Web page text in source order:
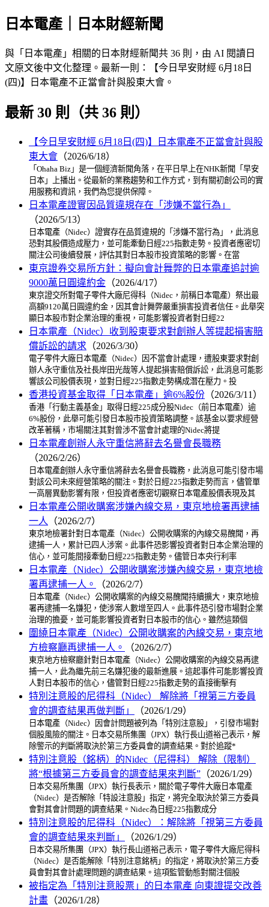
日本電產｜日本財經新聞
與「日本電產」相關的日本財經新聞共 36 則，由 AI 閱讀日
文原文後中文化整理。最新一則：【今日早安財經 6月18日
(四)】日本電產不正當會計與股東大會。
最新 30 則（共 36 則）
【今日早安財經 6月18日(四)】日本電產不正當會計與股
東大會 （2026/6/18）
「Ohaha Biz」是一個經濟新聞角落，在平日早上在NHK新聞「早安
日本」上播出。從最新的業務趨勢和工作方式，到有關初創公司的實
用服務和資訊，我們為您提供保障。
日本電產證實因品質違規存在「涉嫌不當行為」
（2026/5/13）
日本電產（Nidec）證實存在品質違規的「涉嫌不當行為」，此消息
恐對其股價造成壓力，並可能牽動日經225指數走勢。投資者應密切
關注公司後續發展，評估其對日本股市投資策略的影響。在當
東京證券交易所方針：擬向會計舞弊的日本電產追討逾
9000萬日圓違約金 （2026/4/17）
東京證交所對電子零件大廠尼得科（Nidec，前稱日本電產）祭出最
高額9120萬日圓違約金，因其會計舞弊嚴重損害投資者信任。此舉突
顯日本股市對企業治理的重視，可能影響投資者對日經22
日本電產（Nidec）收到股東要求對創辦人等提起損害賠
償訴訟的請求 （2026/3/30）
電子零件大廠日本電產（Nidec）因不當會計處理，遭股東要求對創
辦人永守重信及社長岸田光哉等人提起損害賠償訴訟，此消息可能影
響該公司股價表現，並對日經225指數走勢構成潛在壓力。投
香港投資基金取得「日本電產」逾6%股份 （2026/3/11）
香港「行動主義基金」取得日經225成分股Nidec（前日本電產）逾
6%股份，此舉可能引發日本股市投資策略調整。該基金以要求經營
改革著稱，市場關注其對曾涉不當會計處理的Nidec將提
日本電產創辦人永守重信將辭去名譽會長職務
（2026/2/26）
日本電產創辦人永守重信將辭去名譽會長職務，此消息可能引發市場
對該公司未來經營策略的關注。對於日經225指數走勢而言，儘管單
一高層異動影響有限，但投資者應密切觀察日本電產股價表現及其
日本電產公開收購案涉嫌內線交易，東京地檢署再逮捕
一人
（2026/2/7）
東京地檢署針對日本電產（Nidec）公開收購案的內線交易醜聞，再
逮捕一人，累計已四人涉案。此事件恐影響投資者對日本企業治理的
信心，並可能間接牽動日經225指數走勢。儘管日本央行利率
日本電產（Nidec）公開收購案涉嫌內線交易，東京地檢
署再逮捕一人。
（2026/2/7）
日本電產（Nidec）公開收購案的內線交易醜聞持續擴大，東京地檢
署再逮捕一名嫌犯，使涉案人數增至四人。此事件恐引發市場對企業
治理的擔憂，並可能影響投資者對日本股市的信心。雖然這類個
圍繞日本電產（Nidec）公開收購案的內線交易，東京地
方檢察廳再逮捕一人。
（2026/2/7）
東京地方檢察廳針對日本電產（Nidec）公開收購案的內線交易再逮
捕一人，此為繼先前三名嫌犯後的最新進展。這起事件可能影響投資
人對日本股市的信心，儘管對日經225指數走勢的直接衝擊有
特別注意股的尼得科（Nidec） 解除將「視第三方委員
會的調查結果再做判斷」
（2026/1/29）
日本電產（Nidec）因會計問題被列為「特別注意股」，引發市場對
個股風險的關注。日本交易所集團（JPX）執行長山道裕己表示，解
除警示的判斷將取決於第三方委員會的調查結果。對於追蹤*
特別注意股（銘柄）的Nidec（尼得科） 解除（限制）
將“根據第三方委員會的調查結果來判斷” （2026/1/29）
日本交易所集團（JPX）執行長表示，關於電子零件大廠日本電產
（Nidec）是否解除「特設注意股」指定，將完全取決於第三方委員
會對其會計問題的調查結果。Nidec為日經225指數成分
特別注意股的尼得科（Nidec）：解除將「視第三方委員
會的調查結果來判斷」
（2026/1/29）
日本交易所集團（JPX）執行長山道裕己表示，電子零件大廠尼得科
（Nidec）是否能解除「特別注意銘柄」的指定，將取決於第三方委
員會對其會計處理問題的調查結果。這項監管動態對關注個股
被指定為「特別注意股票」的日本電產 向東證提交改善
計畫 （2026/1/28）